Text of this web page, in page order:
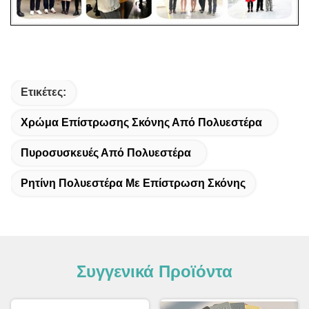
Ετικέτες:
Χρώμα Επίστρωσης Σκόνης Από Πολυεστέρα
Πυροσυσκευές Από Πολυεστέρα
Ρητίνη Πολυεστέρα Με Επίστρωση Σκόνης
Συγγενικά Προϊόντα